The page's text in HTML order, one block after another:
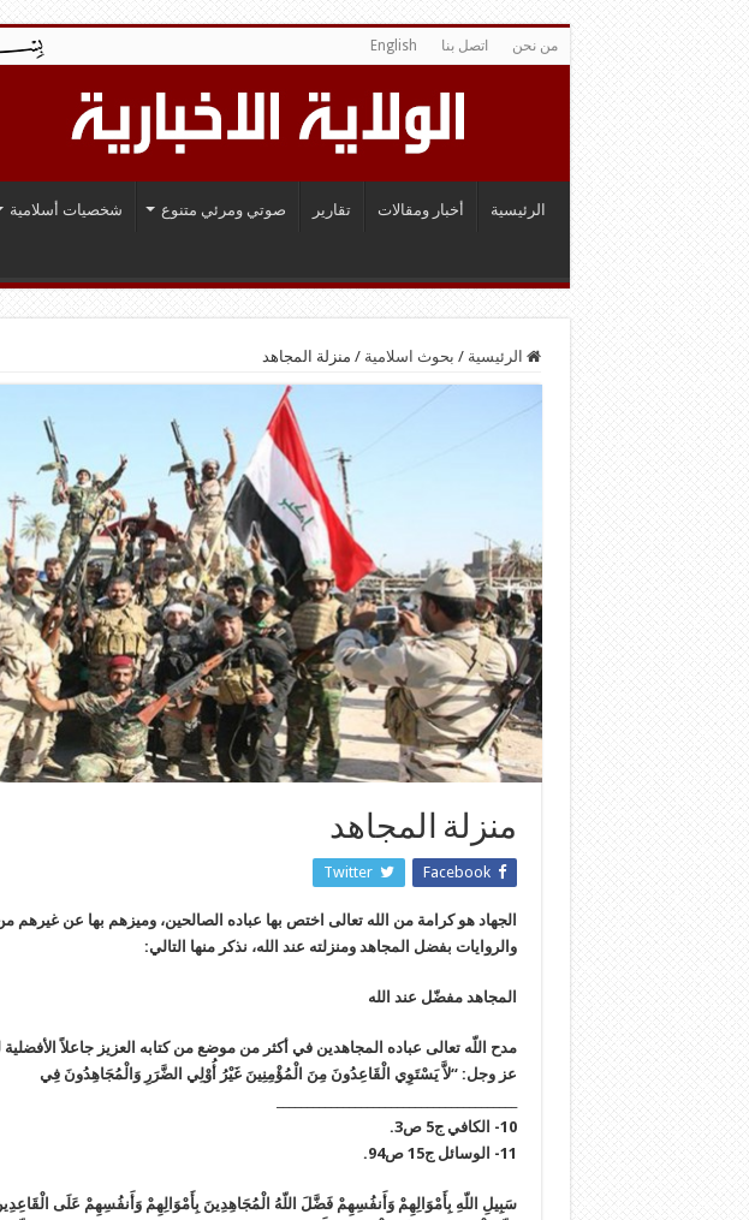
من نحن اتصل بنا English
الرئيسية أخبار ومقالات تقارير صوتي ومرئي متنوع شخصيات أسلامية
الرئيسية / بحوث اسلامية / منزلة المجاهد
منزلة المجاهد
Facebook
Twitter
الجهاد هو كرامة من الله تعالى اختص بها عباده الصالحين، وميزهم بها عن
والروايات بفضل المجاهد ومنزلته عند الله، نذكر منها التالي:
المجاهد مفضّل عند الله
مدح اللّه تعالى عباده المجاهدين في أكثر من موضع من كتابه العزيز جاعلاً
عز وجل: “لاَّ يَسْتَوِي الْقَاعِدُونَ مِنَ الْمُؤْمِنِينَ غَيْرُ أُوْلِي الضَّرَرِ وَالْمُجَاهِدُونَ فِي
10- الكافي ج‏5 ص‏3.
11- الوسائل ج‏15 ص‏94.
سَبِيلِ اللّهِ بِأَمْوَالِهِمْ وَأَنفُسِهِمْ فَضَّلَ اللّهُ الْمُجَاهِدِينَ بِأَمْوَالِهِمْ وَأَنفُسِهِمْ عَلَى